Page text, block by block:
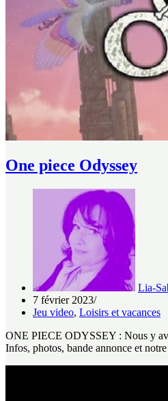
One piece Odyssey
Lia-
7 février 2023
Jeu video, Loisirs et vacances
ONE PIECE ODYSSEY : Nous y
Infos, photos, bande annonce et